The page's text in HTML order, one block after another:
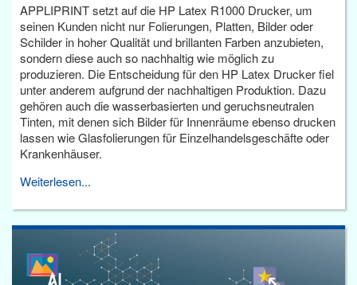
APPLIPRINT setzt auf die HP Latex R1000 Drucker, um
seinen Kunden nicht nur Folierungen, Platten, Bilder oder
Schilder in hoher Qualität und brillanten Farben anzubieten,
sondern diese auch so nachhaltig wie möglich zu
produzieren. Die Entscheidung für den HP Latex Drucker fiel
unter anderem aufgrund der nachhaltigen Produktion. Dazu
gehören auch die wasserbasierten und geruchsneutralen
Tinten, mit denen sich Bilder für Innenräume ebenso drucken
lassen wie Glasfolierungen für Einzelhandelsgeschäfte oder
Krankenhäuser.
Weiterlesen...